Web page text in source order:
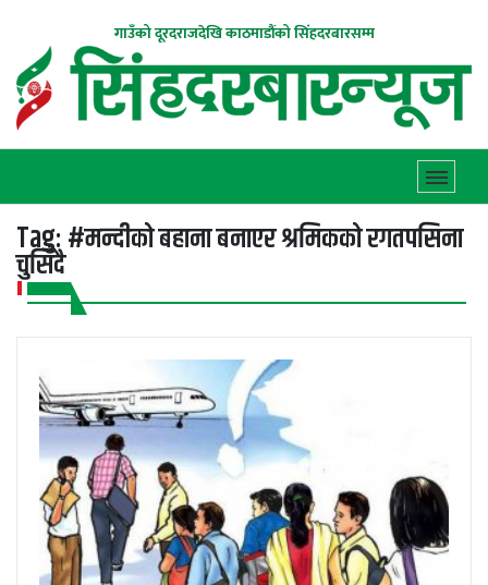
गाउँको दूरदराजदेखि काठमाडौंको सिंहदरबारसम्म
Tag:#मन्दीको बहाना बनाएर श्रमिकको रगतपसिना
चुसिँदै